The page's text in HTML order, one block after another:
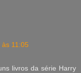
11:05
livros da série Harry